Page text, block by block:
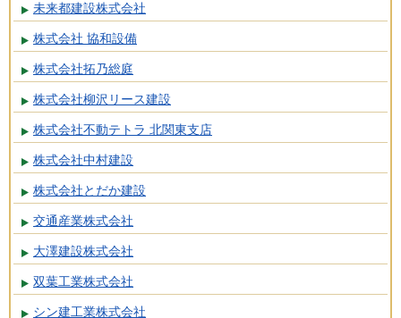
未来都建設株式会社
株式会社 協和設備
株式会社拓乃総庭
株式会社柳沢リース建設
株式会社不動テトラ 北関東支店
株式会社中村建設
株式会社とだか建設
交通産業株式会社
大澤建設株式会社
双葉工業株式会社
シン建工業株式会社